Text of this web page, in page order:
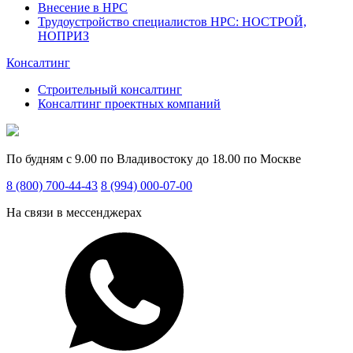
Внесение в НРС
Трудоустройство специалистов НРС: НОСТРОЙ,
НОПРИЗ
Консалтинг
Строительный консалтинг
Консалтинг проектных компаний
По будням с 9.00 по Владивостоку до 18.00 по Москве
8 (800) 700-44-43 8 (994) 000-07-00
На связи в мессенджерах